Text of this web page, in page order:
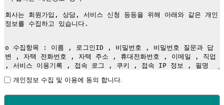
개인정보 수집 및 이용에 동의 합니다.